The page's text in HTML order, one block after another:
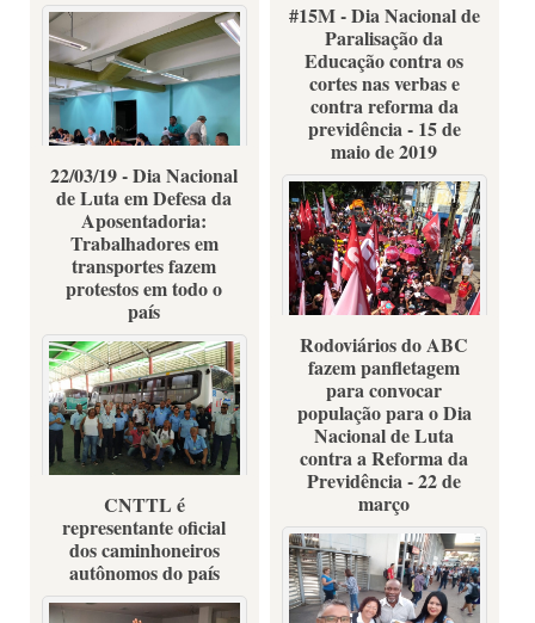
20 de maio de 2019- sede do
Dieese
#15M - Dia Nacional de
Paralisação da
Educação contra os
cortes nas verbas e
contra reforma da
previdência - 15 de
maio de 2019
Fotos: sindicatos e
movimentos sociais
22/03/19 - Dia Nacional
de Luta em Defesa da
Aposentadoria:
Trabalhadores em
transportes fazem
protestos em todo o
país
Fotos: Divulgação
Rodoviários do ABC
fazem panfletagem
para convocar
população para o Dia
Nacional de Luta
contra a Reforma da
Previdência - 22 de
março
CNTTL é
representante oficial
dos caminhoneiros
autônomos do país